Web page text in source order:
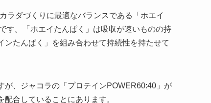
ラダづくりに最適なバランスである「ホエイ
す。「ホエイたんぱく」は吸収が速いものの持
たんぱく」を組み合わせて持続性を持たせて
が、ジャコラの「プロテインPOWER60:40」が
合していることにあります。